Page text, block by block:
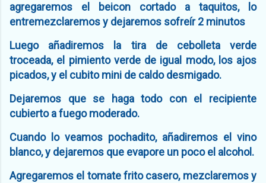
agregaremos el beicon cortado a taquitos, lo
entremezclaremos y dejaremos sofreír 2 minutos
Luego añadiremos la tira de cebolleta verde
troceada, el pimiento verde de igual modo, los ajos
picados, y el cubito mini de caldo desmigado.
Dejaremos que se haga todo con el recipiente
cubierto a fuego moderado.
Cuando lo veamos pochadito, añadiremos el vino
blanco, y dejaremos que evapore un poco el alcohol.
Agregaremos el tomate frito casero, mezclaremos y